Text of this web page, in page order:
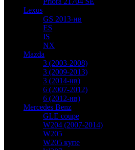
Lexus
GS 2013-нв
ES
IS
NX
Mazda
3 (2003-2008)
3 (2009-2013)
3 (2014-нв)
6 (2007-2012)
6 (2012-нв)
Mercedes Benz
GLE coupe
W204 (2007-2014)
W205
W205 купе